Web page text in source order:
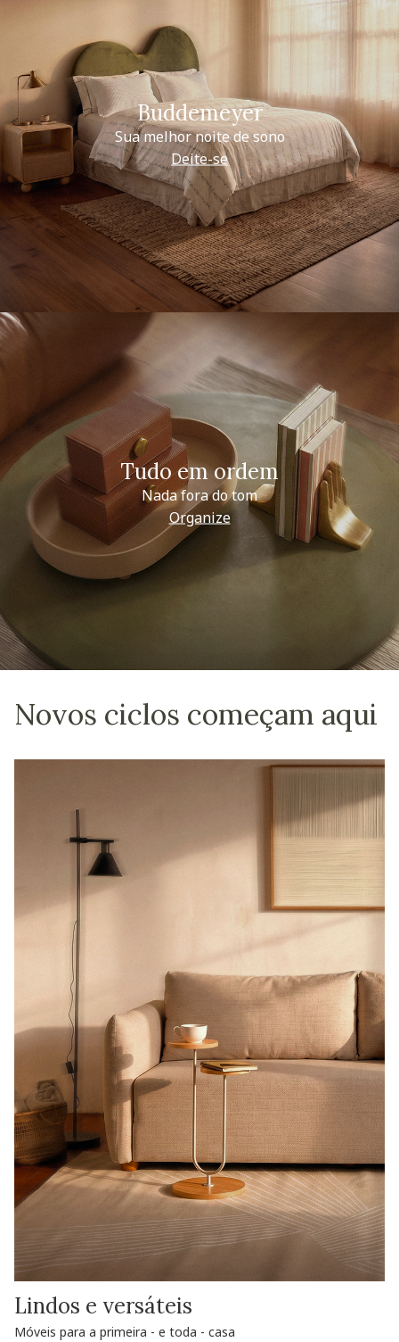
Buddemeyer
Sua melhor noite de sono
Deite-se
Tudo em ordem
Nada fora do tom
Organize
Novos ciclos começam aqui
Lindos e versáteis
Móveis para a primeira - e toda - casa